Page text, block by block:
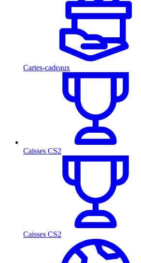
Cartes-cadeaux
Caisses CS2
Caisses CS2